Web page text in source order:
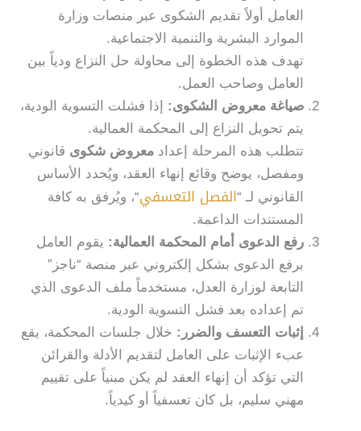
العامل أولاً تقديم الشكوى عبر منصات وزارة
الموارد البشرية والتنمية الاجتماعية.
تهدف هذه الخطوة إلى محاولة حل النزاع ودياً بين
العامل وصاحب العمل.
صياغة معروض الشكوى: إذا فشلت التسوية الودية،
يتم تحويل النزاع إلى المحكمة العمالية.
تتطلب هذه المرحلة إعداد معروض شكوى قانوني
ومفصل، يوضح وقائع إنهاء العقد، ويُحدد الأساس
القانوني لـ “الفصل التعسفي“، ويُرفق به كافة
المستندات الداعمة.
رفع الدعوى أمام المحكمة العمالية: يقوم العامل
برفع الدعوى بشكل إلكتروني عبر منصة “ناجز”
التابعة لوزارة العدل، مستخدماً ملف الدعوى الذي
تم إعداده بعد فشل التسوية الودية.
إثبات التعسف والضرر : خلال جلسات المحكمة، يقع
عبء الإثبات على العامل لتقديم الأدلة والقرائن
التي تؤكد أن إنهاء العقد لم يكن مبنياً على تقييم
مهني سليم، بل كان تعسفياً أو كيدياً.